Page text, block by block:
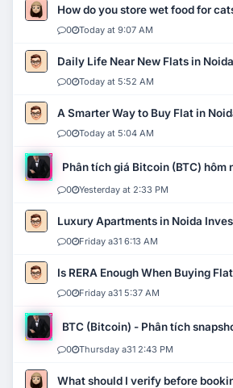
How do you store wet food for
0 Today at 9:07 AM
Daily Life Near New Flats in Noida
0 Today at 5:52 AM
A Smarter Way to Buy Flat in
0 Today at 5:04 AM
Phân tích giá Bitcoin (BTC) hôm
0 Yesterday at 2:33 PM
Luxury Apartments in Noida
0 Friday a31 6:13 AM
Is RERA Enough When Buying
0 Friday a31 5:37 AM
BTC (Bitcoin) - Phân tích
0 Thursday a31 2:43 PM
What should I verify before